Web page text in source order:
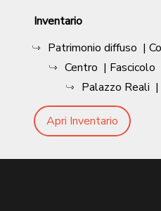
Inventario
Patrimonio diffuso |
Centro | Fascicolo
Palazzo Reali |
Apri Inventario